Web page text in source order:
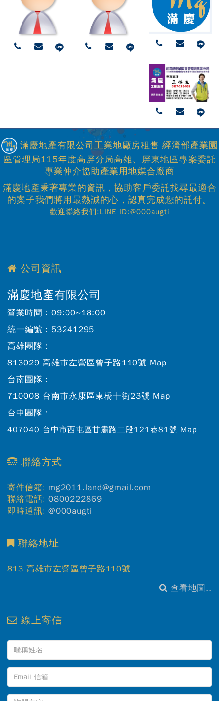
滿慶地產有限公司工業地廠房租售 經濟部產業園
區管理局115年度高屏分局高雄、屏東地區專案委託
專業仲介協助產業用地媒合廠商
滿慶地產秉著專業的資訊，協助客戶委託找尋最適合
的案子我們將用最熱誠的心，認真完成您的託付。
歡迎聯絡我們:LINE ID:@000augti
公司資訊
滿慶地產有限公司
營業時間： 09:00~18:00
統一編號： 53241295
高雄團隊：
813029 高雄市左營區曾子路110號 Map
台南團隊：
710008 台南市永康區東橋十街23號 Map
台中團隊：
407040 台中市西屯區甘肅路二段121巷81號 Map
聯絡方式
寄件信箱: mg2011.land@gmail.com
聯絡電話: 0800222869
即時通訊: @000augti
聯絡地址
813 高雄市左營區曾子路110號
查看地圖..
線上寄信